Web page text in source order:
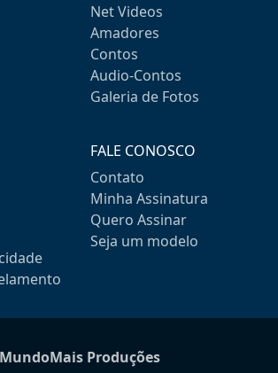
Net Videos
Amadores
Contos
Audio-Contos
Galeria de Fotos
FALE CONOSCO
Contato
Minha Assinatura
Quero Assinar
Seja um modelo
MundoMais Produções